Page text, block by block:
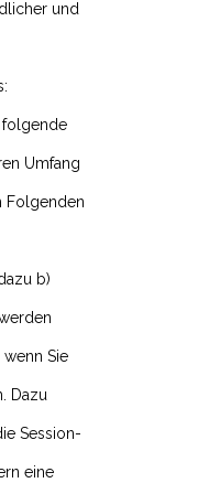
und
folgende
Umfang
Folgenden
b)
Sie
Dazu
Session-
eine